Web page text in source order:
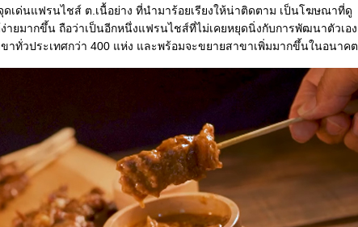
จุดเด่นแฟรนไชส์ ต.เนื้อย่าง ที่นำมาร้อยเรียงให้น่าติดตาม เป็นโฆษณาที่ดู
ายมากขึ้น ถือว่าเป็นอีกหนึ่งแฟรนไชส์ที่ไม่เคยหยุดนิ่งกับการพัฒนาตัวเอง
าทั่วประเทศกว่า 400 แห่ง และพร้อมจะขยายสาขาเพิ่มมากขึ้นในอนาคต